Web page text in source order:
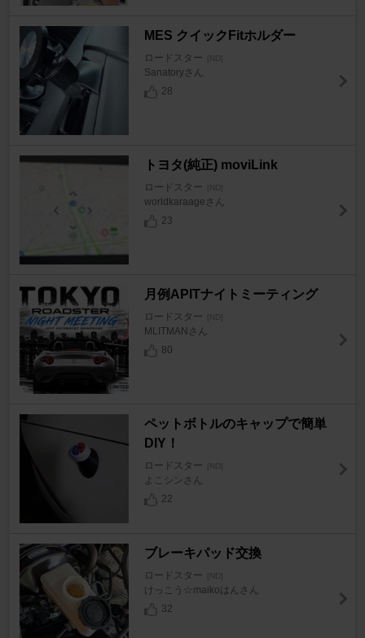
MES クイックFitホルダー
ロードスター [ND]
Sanatoryさん
28
トヨタ(純正) moviLink
ロードスター [ND]
worldkaraageさん
23
月例APITナイトミーティング
ロードスター [ND]
MLITMANさん
80
​ペットボトルのキャップで簡単
DIY！
ロードスター [ND]
よこシンさん
22
ブレーキパッド交換
ロードスター [ND]
けっこう☆maikoはんさん
32